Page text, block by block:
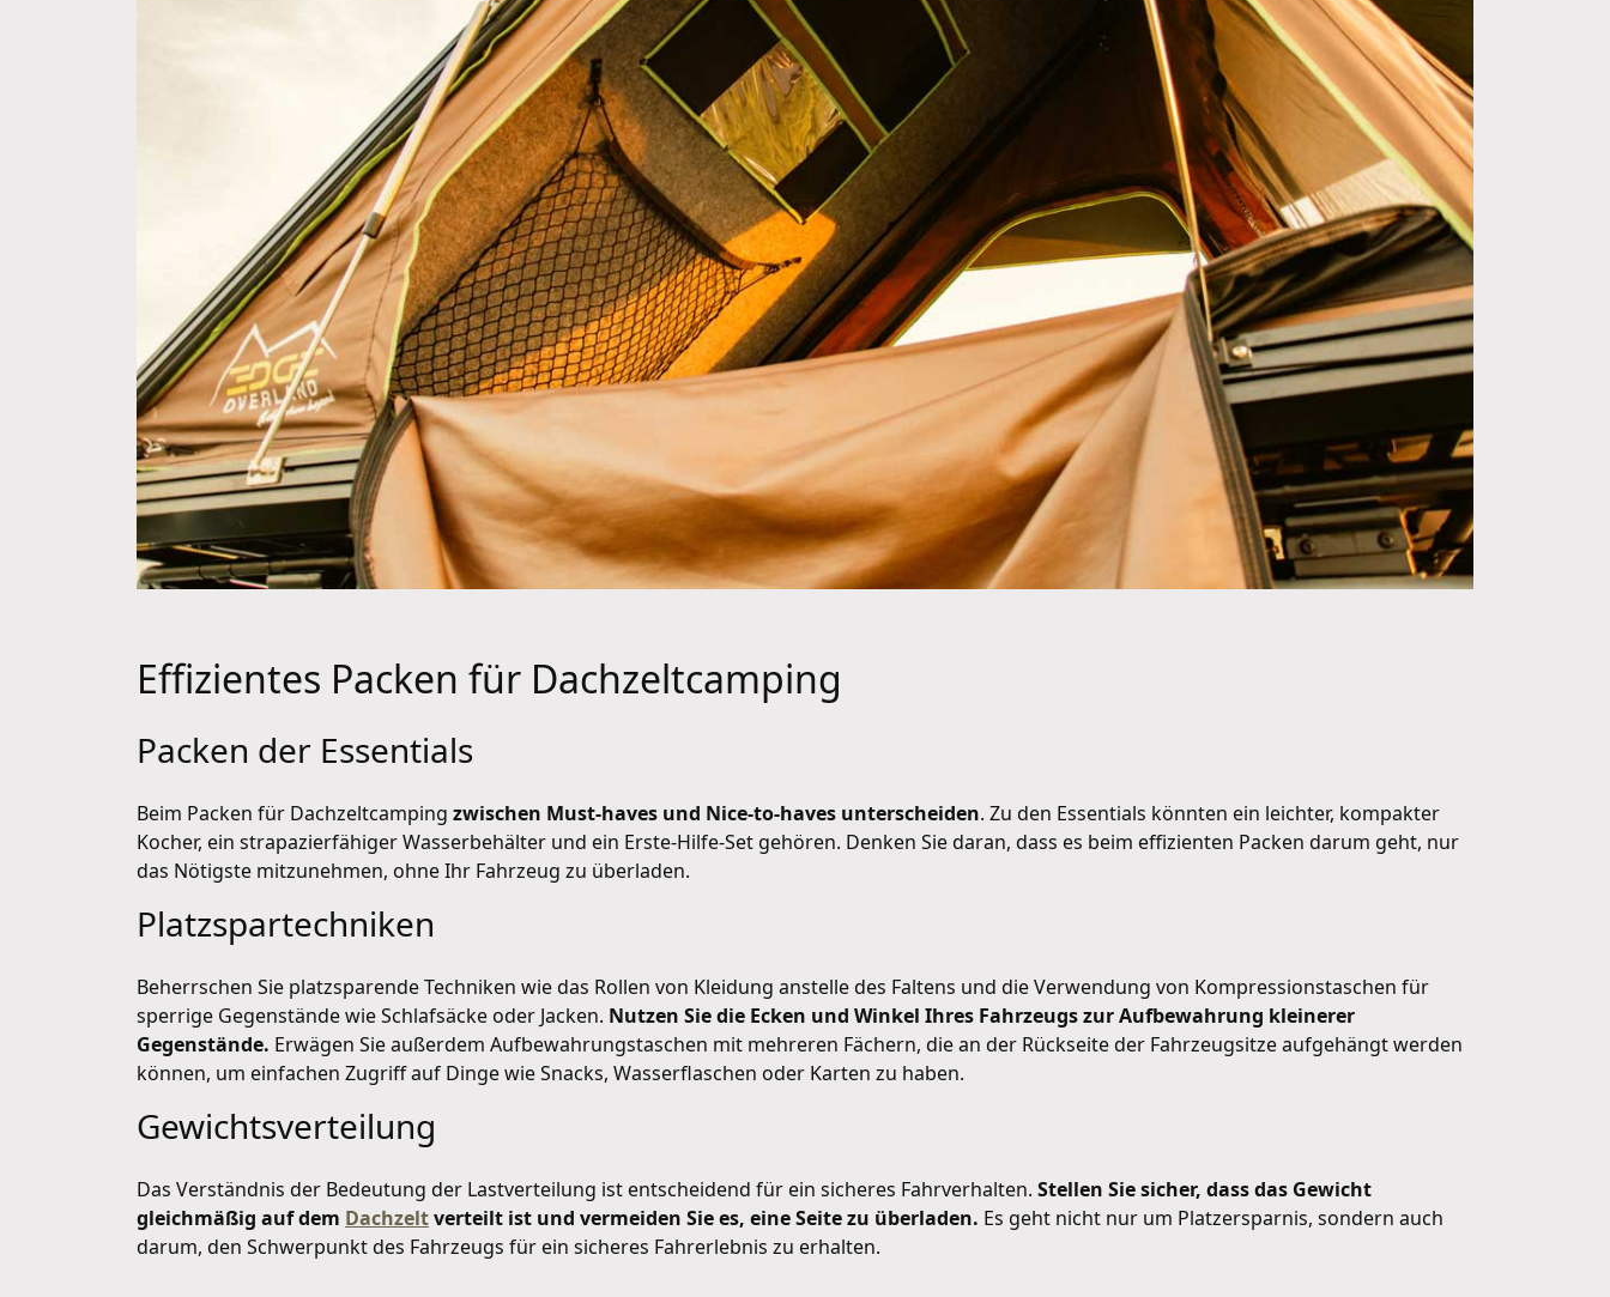
Effizientes Packen für Dachzeltcamping
Packen der Essentials
Beim Packen für Dachzeltcamping zwischen Must-haves und Nice-to-haves unterscheiden. Zu den Essentials könnten ein leichter, kompakter
Kocher, ein strapazierfähiger Wasserbehälter und ein Erste-Hilfe-Set gehören. Denken Sie daran, dass es beim effizienten Packen darum geht, nur
das Nötigste mitzunehmen, ohne Ihr Fahrzeug zu überladen.
Platzspartechniken
Beherrschen Sie platzsparende Techniken wie das Rollen von Kleidung anstelle des Faltens und die Verwendung von Kompressionstaschen für
sperrige Gegenstände wie Schlafsäcke oder Jacken. Nutzen Sie die Ecken und Winkel Ihres Fahrzeugs zur Aufbewahrung kleinerer
Gegenstände. Erwägen Sie außerdem Aufbewahrungstaschen mit mehreren Fächern, die an der Rückseite der Fahrzeugsitze aufgehängt werden
können, um einfachen Zugriff auf Dinge wie Snacks, Wasserflaschen oder Karten zu haben.
Gewichtsverteilung
Das Verständnis der Bedeutung der Lastverteilung ist entscheidend für ein sicheres Fahrverhalten. Stellen Sie sicher, dass das Gewicht
gleichmäßig auf dem Dachzeltverteilt ist und vermeiden Sie es, eine Seite zu überladen. Es geht nicht nur um Platzersparnis, sondern auch
darum, den Schwerpunkt des Fahrzeugs für ein sicheres Fahrerlebnis zu erhalten.